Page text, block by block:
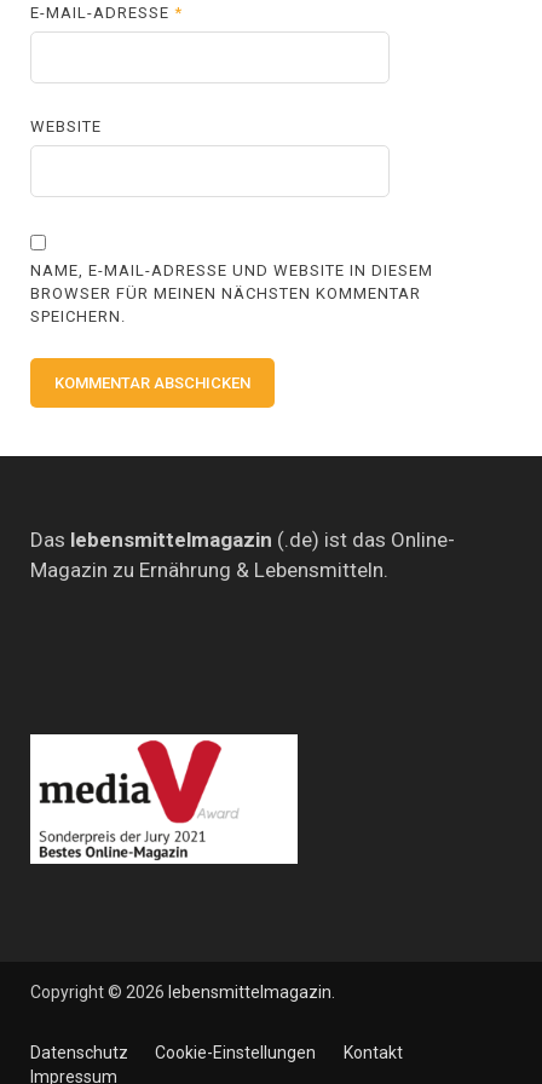
E-MAIL-ADRESSE*
WEBSITE
NAME, E-MAIL-ADRESSE UND WEBSITE IN DIESEM
BROWSER FÜR MEINEN NÄCHSTEN KOMMENTAR
SPEICHERN.
Das lebensmittelmagazin (.de) ist das Online-
Magazin zu Ernährung & Lebensmitteln.
Copyright © 2026 lebensmittelmagazin
Datenschutz Cookie-Einstellungen
Kontakt
Impressum